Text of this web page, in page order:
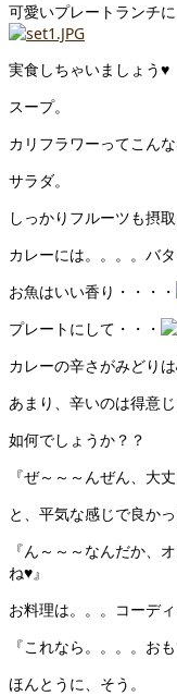
可愛いプレートランチ
実食しちゃいましょう♥
スープ。
カリフラワーってこん
サラダ。
しっかりフルーツも摂取
カレーには。。。。バ
お魚はいい香り・・・・
プレートにして・・・
カレーの辛さがみどり
あまり、辛いのは得意
如何でしょうか？？
『ぜ～～～んぜん、大
と、平気な感じで良か
『ん～～～なんだか、
ね♥』
お料理は。。。コーデ
『これなら。。。。お
ほんとうに、そう。